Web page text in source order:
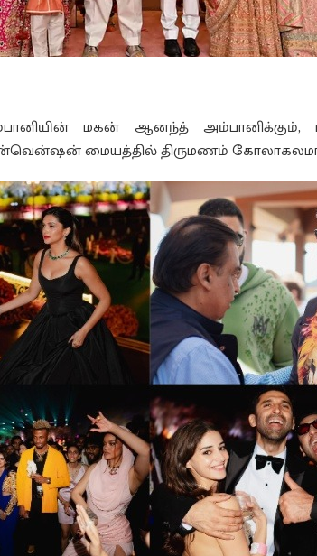
மகன் ஆனந்த் அம்பானிக்கும்,
மையத்தில் திருமணம்